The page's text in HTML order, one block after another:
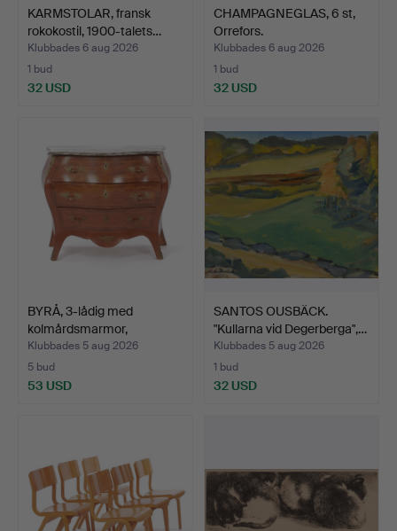
KARMSTOLAR, fransk
rokokostil, 1900-talets…
Klubbades 6 aug 2026
1 bud
32 USD
CHAMPAGNEGLAS, 6 st,
Orrefors.
Klubbades 6 aug 2026
1 bud
32 USD
BYRÅ, 3-lådig med
kolmårdsmarmor,
rokokost…
Klubbades 5 aug 2026
5 bud
53 USD
SANTOS OUSBÄCK.
"Kullarna vid Degerberga",…
Klubbades 5 aug 2026
1 bud
32 USD